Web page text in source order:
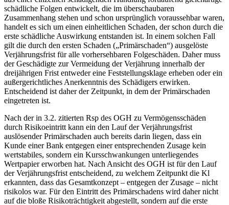
schädliche Folgen entwickelt, die im überschaubaren
Zusammenhang stehen und schon ursprünglich voraussehbar waren,
handelt es sich um einen einheitlichen Schaden, der schon durch die
erste schädliche Auswirkung entstanden ist. In einem solchen Fall
gilt die durch den ersten Schaden („Primärschaden“) ausgelöste
Verjährungsfrist für alle vorhersehbaren Folgeschäden. Daher muss
der Geschädigte zur Vermeidung der Verjährung innerhalb der
dreijährigen Frist entweder eine Feststellungsklage erheben oder ein
außergerichtliches Anerkenntnis des Schädigers erwirken.
Entscheidend ist daher der Zeitpunkt, in dem der Primärschaden
eingetreten ist.
Nach der in 3.2. zitierten Rsp des OGH zu Vermögensschäden
durch Risikoeintritt kann ein den Lauf der Verjährungsfrist
auslösender Primärschaden auch bereits darin liegen, dass ein
Kunde einer Bank entgegen einer entsprechenden Zusage kein
wertstabiles, sondern ein Kursschwankungen unterliegendes
Wertpapier erworben hat. Nach Ansicht des OGH ist für den Lauf
der Verjährungsfrist entscheidend, zu welchem Zeitpunkt die Kl
erkannten, dass das Gesamtkonzept – entgegen der Zusage – nicht
risikolos war. Für den Eintritt des Primärschadens wird dahernicht
auf die bloße Risikoträchtigkeit abgestellt, sondern auf die erste